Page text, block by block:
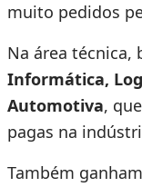
muito pedidos
Na área técnica,
Informática,
Automotiva,
pagas na
Também